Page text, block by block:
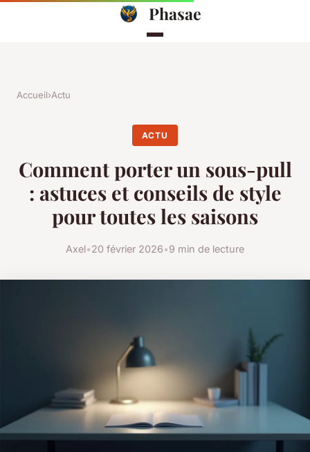
Phasae
Accueil›Actu
ACTU
Comment porter un sous-pull
: astuces et conseils de style
pour toutes les saisons
Axel•20 février 2026•9 min de lecture